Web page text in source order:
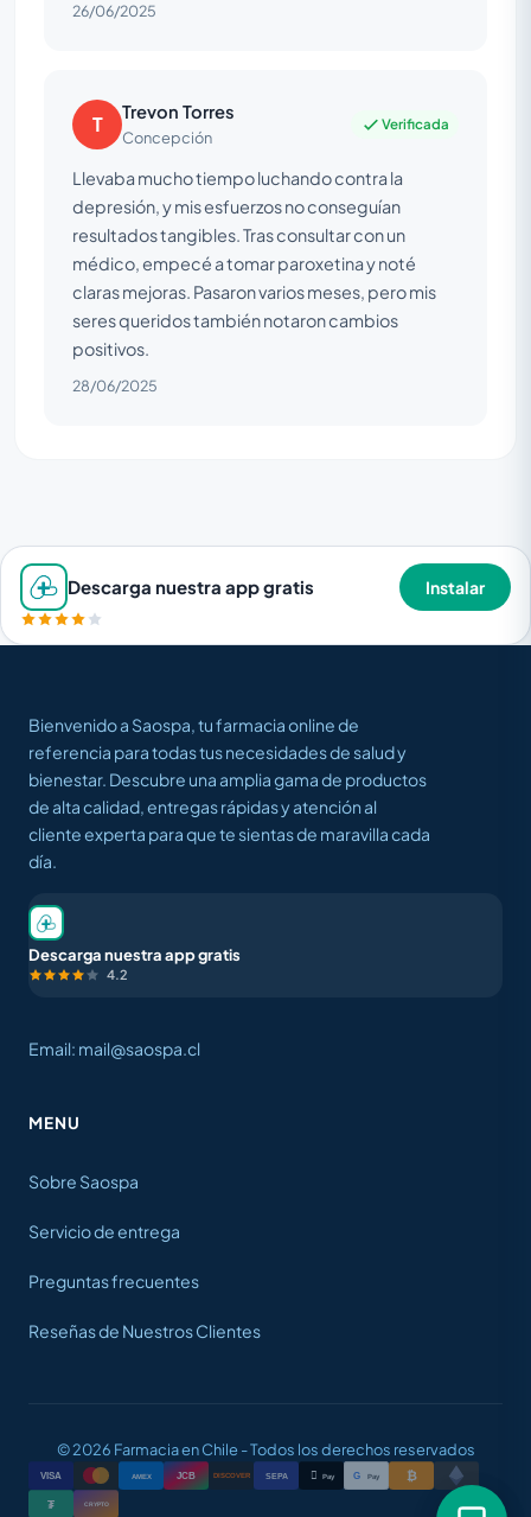
26/06/2025
T Trevon Torres
Concepción
Verificada
Llevaba mucho tiempo luchando contra la
depresión, y mis esfuerzos no conseguían
resultados tangibles. Tras consultar con un
médico, empecé a tomar paroxetina y noté
claras mejoras. Pasaron varios meses, pero mis
seres queridos también notaron cambios
positivos.
28/06/2025
Descarga nuestra app gratis Instalar
Bienvenido a Saospa, tu farmacia online de
referencia para todas tus necesidades de salud y
bienestar. Descubre una amplia gama de productos
de alta calidad, entregas rápidas y atención al
cliente experta para que te sientas de maravilla cada
día.
Descarga nuestra app gratis
4.2
Email: mail@saospa.cl
MENU
Sobre Saospa
Servicio de entrega
Preguntas frecuentes
Reseñas de Nuestros Clientes
© 2026 Farmacia en Chile - Todos los derechos reservados
VISA AMEX JCB DISCOVER SEPA  Pay G Pay ₿
₮ CRYPTO